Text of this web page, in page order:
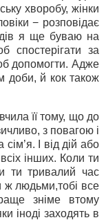
хворобу, жінки
− розповідає
я ще буваю на
за
допомогти. Адже
доби, й кок також
її тому, що до
з повагою і
І від дій або
інших. Коли ти
ти тривалий час
ж людьми,тобі все
зніме втому
іноді заходять в